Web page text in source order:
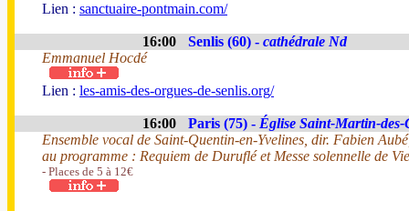
Lien : sanctuaire-pontmain.com/
16:00 Senlis (60) - cathédrale Nd
Emmanuel Hocdé
Lien : les-amis-des-orgues-de-senlis.org/
16:00 Paris (75) - Église Saint-Martin-des-
Ensemble vocal de Saint-Quentin-en-Yvelines, dir. Fabien
au programme : Requiem de Duruflé et Messe solennelle de
- Places de 5 à 12€